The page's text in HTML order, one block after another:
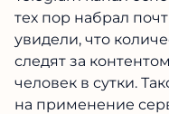
тех пор набрал
увидели, что
следят за
человек в сутки.
на применение